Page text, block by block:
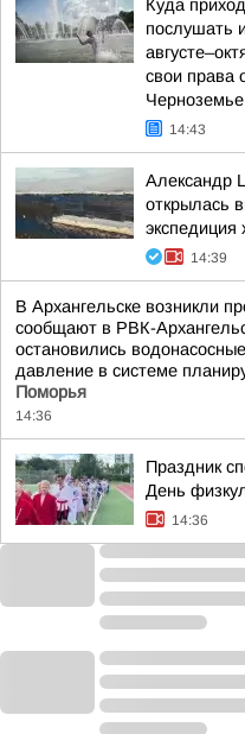
Куда
послушать
свои права
14:43
Александр
открылась
экспедиция
14:39
В Архангельске возникли
сообщают в РВК-
остановились
давление в системе
Поморья
14:36
Праздник
День
14:36